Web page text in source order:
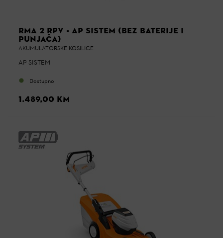
RMA 2 RPV - AP SISTEM (BEZ BATERIJE I
PUNJAČA)
AKUMULATORSKE KOSILICE
AP SISTEM
Dostupno
1.489,00 KM